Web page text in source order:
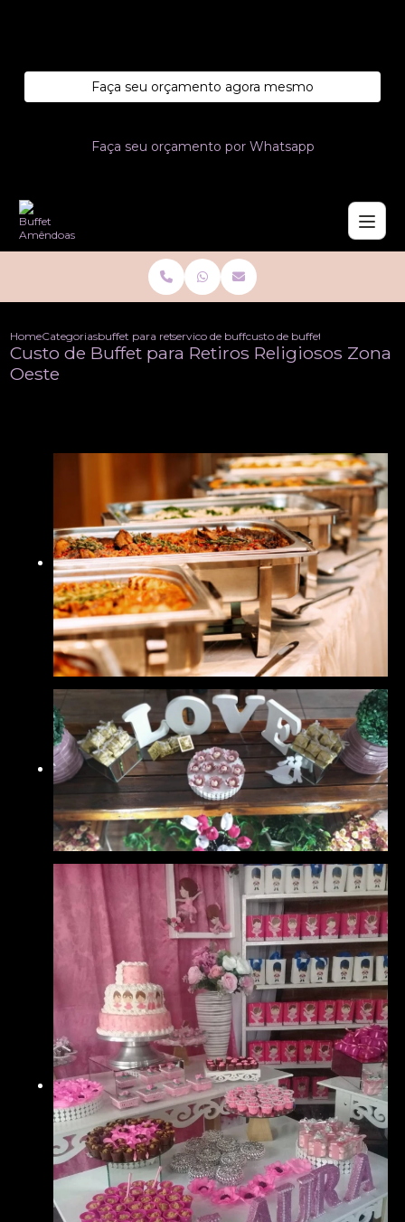
Faça seu orçamento agora mesmo
Faça seu orçamento por Whatsapp
HomeCategoriasbuffet para retirosservico de buffet para retiros
custo de buffet para retiros
Custo de Buffet para Retiros Religiosos Zona
Oeste